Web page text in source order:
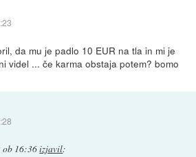
da mu je padlo 10 EUR na tla in mi je
videl ... če karma obstaja potem? bomo
ob 16:36izjavil: